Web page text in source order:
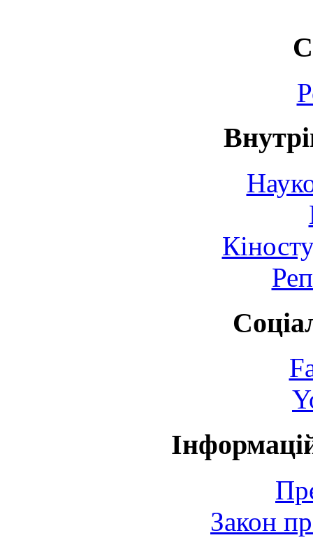
Закон